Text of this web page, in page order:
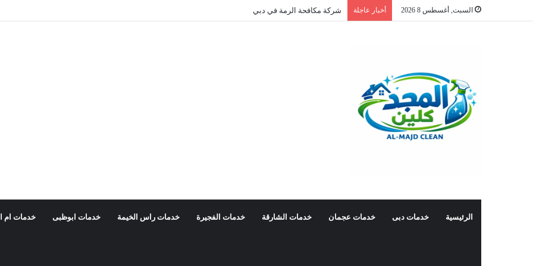
السبت, أغسطس 8 2026 أخبار عاجلة شركة مكافحة الرمة في دبي
الرئيسية خدمات دبى خدمات عجمان خدمات الشارقة خدمات الفجيرة خدمات راس الخيمة خدمات ابوظبى خدمات ام